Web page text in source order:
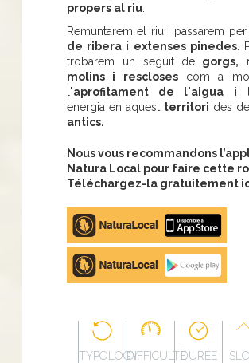
propers al riu
Remuntarem el riu i passarem per
de ribera i extenses pinedes .
trobarem un seguit de gorgs,
molins i resclosescom a
'aprofitament de l'aigua i
energia en aquest territori des de
antics.
Nous vous recommandons
Natura Local pour faire cette
Téléchargez-la gratuitement
Apple
store
Google
Play
TYPOLOGYDIFFICULTÉDURÉE